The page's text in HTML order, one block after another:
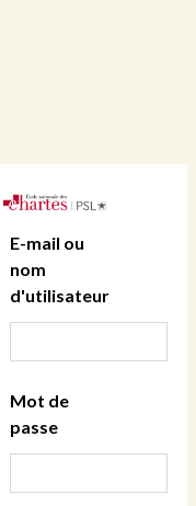
E-mail ou
nom
d'utilisateur
Mot de
passe